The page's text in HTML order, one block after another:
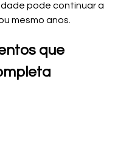
pode continuar a
mesmo anos.
que